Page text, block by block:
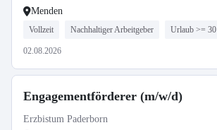
Menden
Vollzeit Nachhaltiger Arbeitgeber Urlaub >= 30
02.08.2026
Engagementförderer (m/w/d)
Erzbistum Paderborn